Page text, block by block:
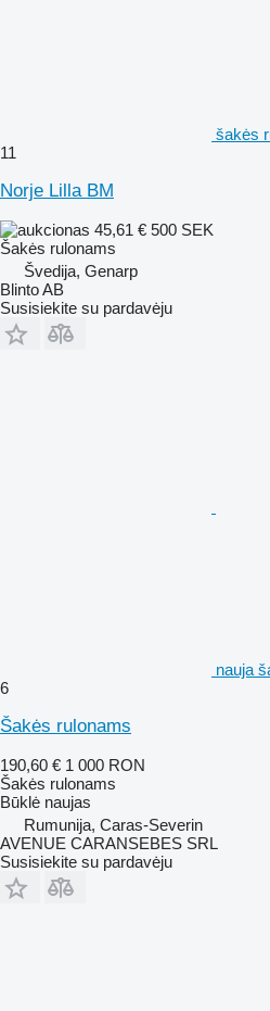
šakės
11
Norje Lilla BM
45,61 € 500 SEK
Šakės rulonams
Švedija, Genarp
Blinto AB
Susisiekite su pardavėju
nauja
6
Šakės rulonams
190,60 € 1 000 RON
Šakės rulonams
Būklė naujas
Rumunija, Caras-Severin
AVENUE CARANSEBES SRL
Susisiekite su pardavėju